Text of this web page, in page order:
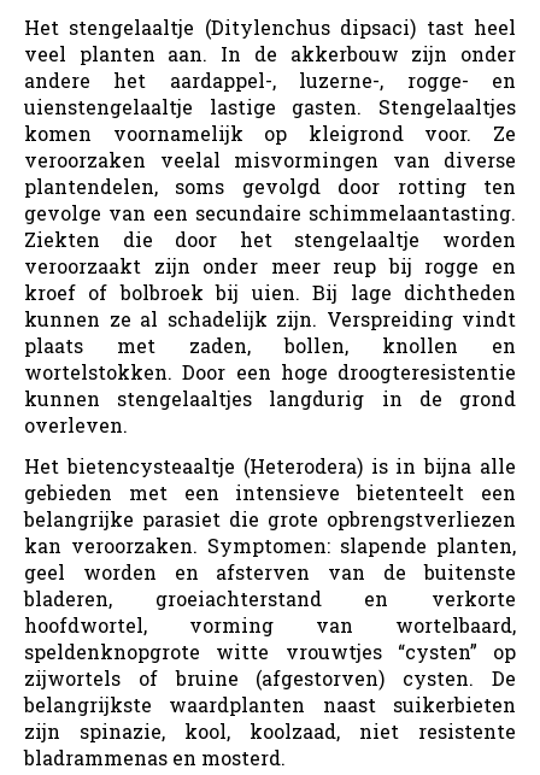
Het stengelaaltje (Ditylenchus dipsaci) tast heel
veel planten aan. In de akkerbouw zijn onder
andere het aardappel-, luzerne-, rogge- en
uienstengelaaltje lastige gasten. Stengelaaltjes
komen voornamelijk op kleigrond voor. Ze
veroorzaken veelal misvormingen van diverse
plantendelen, soms gevolgd door rotting ten
gevolge van een secundaire schimmelaantasting.
Ziekten die door het stengelaaltje worden
veroorzaakt zijn onder meer reup bij rogge en
kroef of bolbroek bij uien. Bij lage dichtheden
kunnen ze al schadelijk zijn. Verspreiding vindt
plaats met zaden, bollen, knollen en
wortelstokken. Door een hoge droogteresistentie
kunnen stengelaaltjes langdurig in de grond
overleven.
Het bietencysteaaltje (Heterodera) is in bijna alle
gebieden met een intensieve bietenteelt een
belangrijke parasiet die grote opbrengstverliezen
kan veroorzaken. Symptomen: slapende planten,
geel worden en afsterven van de buitenste
bladeren, groeiachterstand en verkorte
hoofdwortel, vorming van wortelbaard,
speldenknopgrote witte vrouwtjes “cysten” op
zijwortels of bruine (afgestorven) cysten. De
belangrijkste waardplanten naast suikerbieten
zijn spinazie, kool, koolzaad, niet resistente
bladrammenas en mosterd.